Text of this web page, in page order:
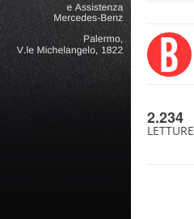
2.234
LETTURE